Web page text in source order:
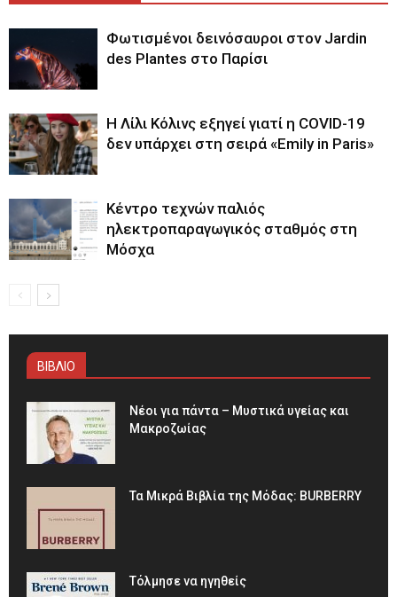
Φωτισμένοι δεινόσαυροι στον Jardin
des Plantes στο Παρίσι
Η Λίλι Κόλινς εξηγεί γιατί η COVID-19
δεν υπάρχει στη σειρά «Emily in Paris»
Κέντρο τεχνών παλιός
ηλεκτροπαραγωγικός σταθμός στη
Μόσχα
ΒΙΒΛΙΟ
Νέοι για πάντα – Μυστικά υγείας και
Μακροζωίας
Τα Μικρά Βιβλία της Μόδας: BURBERRY
Τόλμησε να ηγηθείς